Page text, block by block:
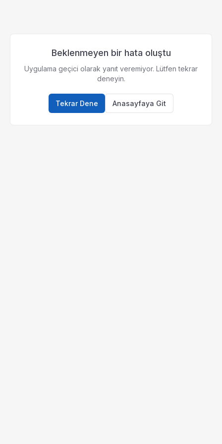
Beklenmeyen bir hata oluştu
Uygulama geçici olarak yanıt veremiyor. Lütfen tekrar
deneyin.
Tekrar Dene Anasayfaya Git